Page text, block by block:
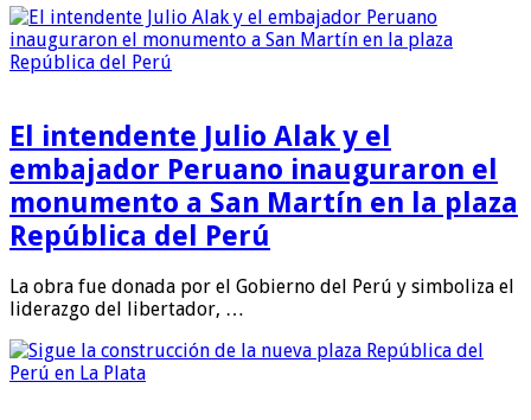
El intendente Julio Alak y el
embajador Peruano inauguraron el
monumento a San Martín en la plaza
República del Perú
La obra fue donada por el Gobierno del Perú y simboliza el
liderazgo del libertador, …